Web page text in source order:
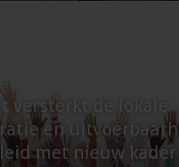
versterkt de lokale
en
met nieuw kader